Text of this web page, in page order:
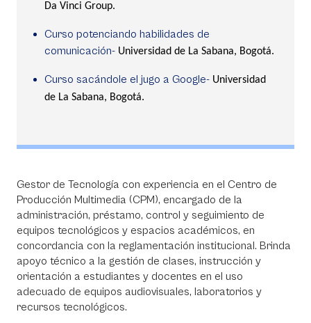
Da Vinci Group.
Curso potenciando habilidades de
comunicación- Universidad de La Sabana, Bogotá.
Curso sacándole el jugo a Google- Universidad
de La Sabana, Bogotá.
Gestor de Tecnología con experiencia en el Centro de
Producción Multimedia (CPM), encargado de la
administración, préstamo, control y seguimiento de
equipos tecnológicos y espacios académicos, en
concordancia con la reglamentación institucional. Brinda
apoyo técnico a la gestión de clases, instrucción y
orientación a estudiantes y docentes en el uso
adecuado de equipos audiovisuales, laboratorios y
recursos tecnológicos.